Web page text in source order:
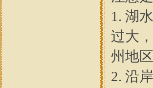
1. 湖
过大
州地
2. 沿